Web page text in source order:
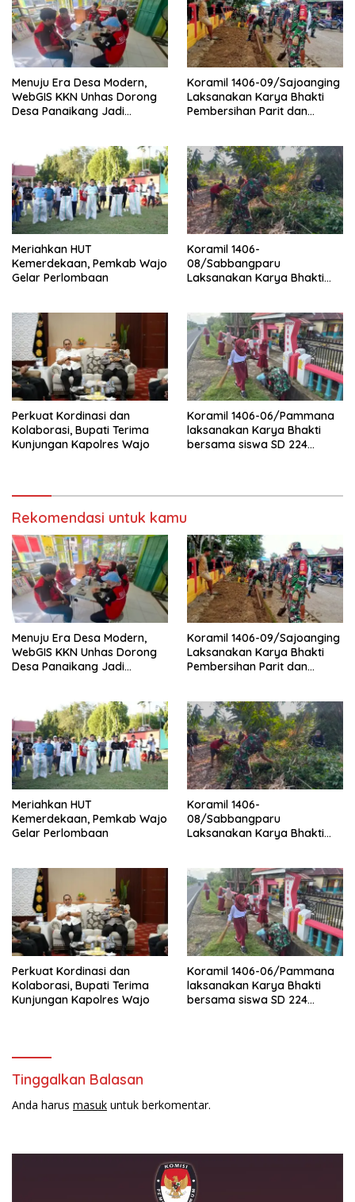
Menuju Era Desa Modern,
WebGIS KKN Unhas Dorong
Desa Panaikang Jadi
Koramil 1406-09/Sajoanging
Laksanakan Karya Bhakti
Pembersihan Parit dan
Meriahkan HUT
Kemerdekaan, Pemkab Wajo
Gelar Perlombaan
Koramil 1406-
08/Sabbangparu
Laksanakan Karya Bhakti
Perkuat Kordinasi dan
Kolaborasi, Bupati Terima
Kunjungan Kapolres Wajo
Koramil 1406-06/Pammana
laksanakan Karya Bhakti
bersama siswa SD 224
Rekomendasi untuk kamu
Menuju Era Desa Modern,
WebGIS KKN Unhas Dorong
Desa Panaikang Jadi
Koramil 1406-09/Sajoanging
Laksanakan Karya Bhakti
Pembersihan Parit dan
Meriahkan HUT
Kemerdekaan, Pemkab Wajo
Gelar Perlombaan
Koramil 1406-
08/Sabbangparu
Laksanakan Karya Bhakti
Perkuat Kordinasi dan
Kolaborasi, Bupati Terima
Kunjungan Kapolres Wajo
Koramil 1406-06/Pammana
laksanakan Karya Bhakti
bersama siswa SD 224
Tinggalkan Balasan
Anda harus masuk untuk berkomentar.